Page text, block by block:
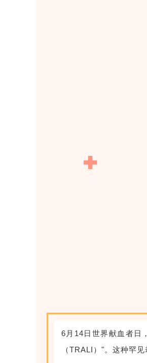
6月14日世界献血者日
（TRALI）"。这种罕